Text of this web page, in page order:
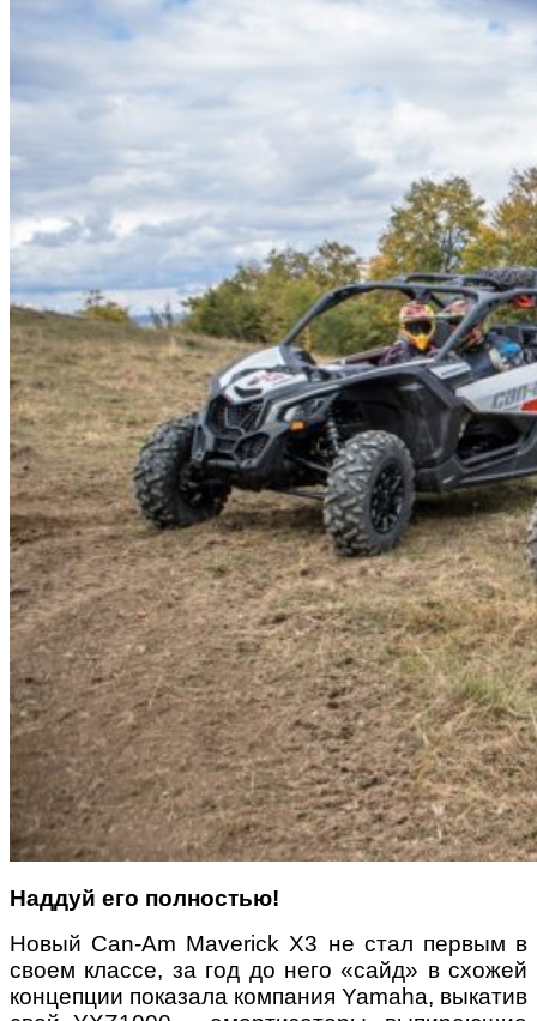
Наддуй его полностью!
Новый Can-Am Maverick X3 не стал первым в
своем классе, за год до него «сайд» в схожей
концепции показала компания Yamaha, выкатив